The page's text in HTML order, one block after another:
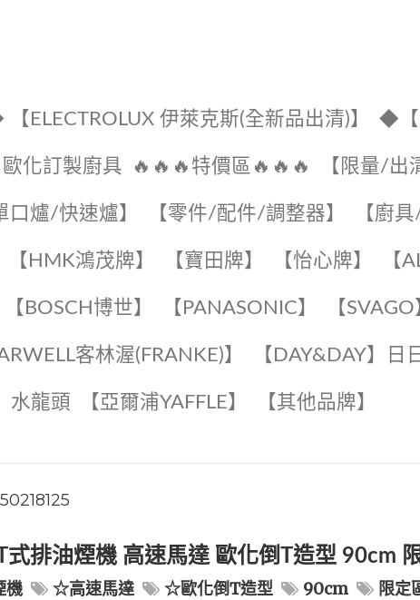
ELECTROLUX 伊萊克斯(全新品出清)】 ◆【
化訂製廚具 🔥🔥🔥特價區🔥🔥🔥 【限量/出
口爐/快速爐】 【零件/配件/調整器】 【廚
【HMK鴻茂牌】 【寶田牌】 ️【怡心牌】️ 【
【BOSCH博世】 ️【PANASONIC】️ 【SVAGO
客林渥(FRANKE)】️ 【DAY&DAY】️日
水龍頭️ 【亞爾浦YAFFLE】 ️【其他品牌】️
排油煙機 高速馬達 歐化倒T造型 90cm
機 ☆高速馬達 ☆歐化倒T造型 90cm
限定